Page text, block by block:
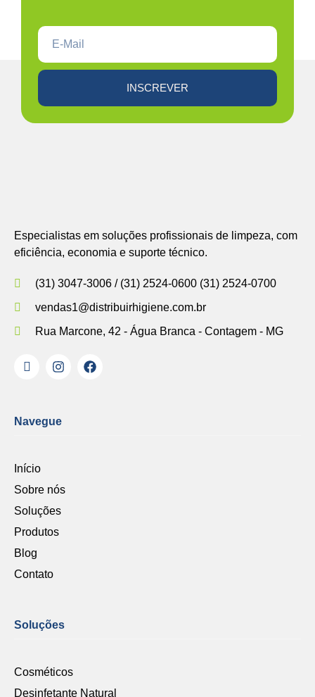
INSCREVER
Especialistas em soluções profissionais de limpeza, com
eficiência, economia e suporte técnico.
(31) 3047-3006 / (31) 2524-0600 (31) 2524-0700
vendas1@distribuirhigiene.com.br
Rua Marcone, 42 - Água Branca - Contagem - MG
Navegue
Início
Sobre nós
Soluções
Produtos
Blog
Contato
Soluções
Cosméticos
Desinfetante Natural